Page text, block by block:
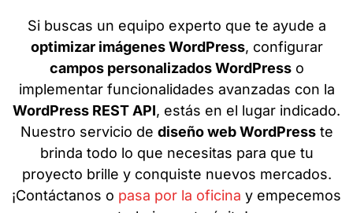
Si buscas un equipo experto que te ayude a
optimizar imágenes WordPress, configurar
campos personalizados WordPresso
implementar funcionalidades avanzadas con la
WordPress REST API, estás en el lugar indicado.
Nuestro servicio de diseño web WordPresste
brinda todo lo que necesitas para que tu
proyecto brille y conquiste nuevos mercados.
¡Contáctanos o pasa por la oficina y empecemos